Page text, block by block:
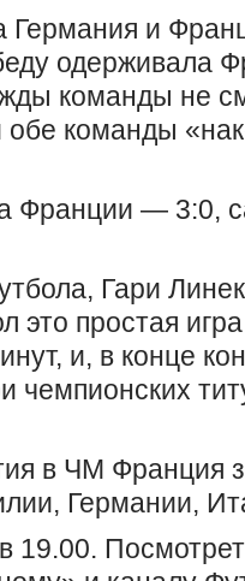
и
одерживала
команды не
команды
Франции — 3:0,
Гари
это простая
и, в конце
чемпионских
в ЧМ Франция
Германии,
19.00.